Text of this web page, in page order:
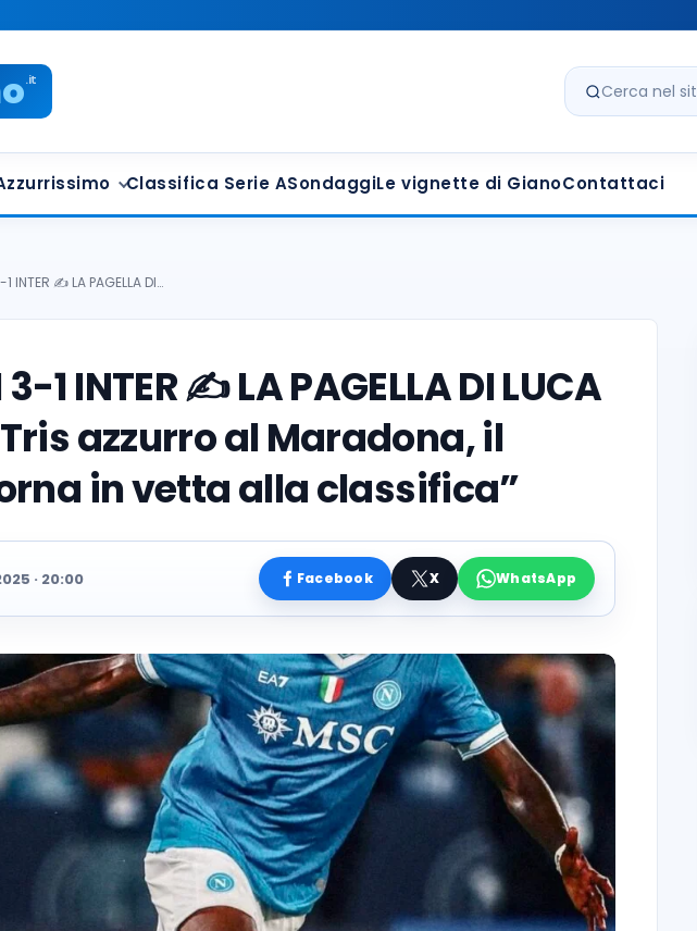
.it
Cerca nel sito
Classifica Serie ASondaggiLe vignette di GianoContattaci
INTER ✍️ LA PAGELLA DI…
3-1 INTER ✍️ LA PAGELLA DI LUCA
azzurro al Maradona, il
in vetta alla classifica”
· 20:00 Facebook X WhatsApp